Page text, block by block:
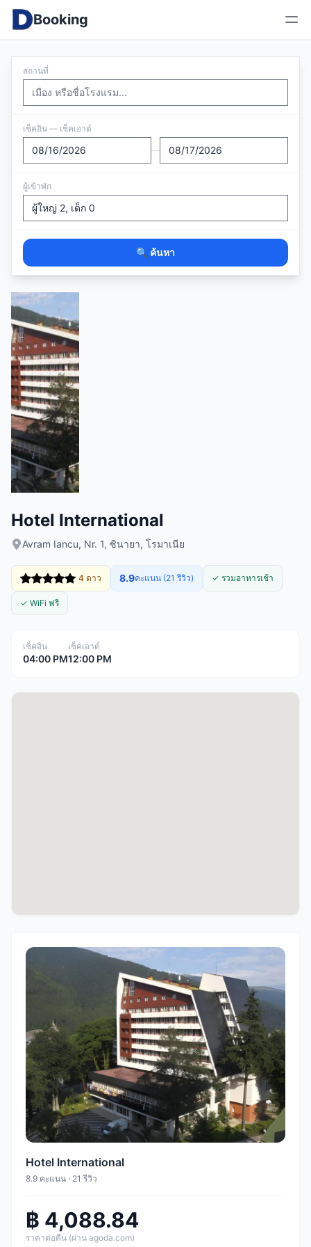
Booking
สถานที่
เช็คอิน — เช็คเอาต์
—
ผู้เข้าพัก
🔍 ค้นหา
Hotel International
Avram Iancu, Nr. 1, ซินายา, โรมาเนีย
4 ดาว 8.9คะแนน (21 รีวิว) ✓ รวมอาหารเช้า
✓ WiFi ฟรี
เช็คอิน
04:00 PM
เช็คเอาต์
12:00 PM
Hotel International
8.9 คะแนน · 21 รีวิว
฿ 4,088.84
ราคาต่อคืน (ผ่าน agoda.com)